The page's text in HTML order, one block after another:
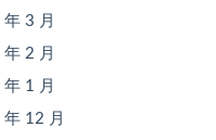
3 月
2 月
1 月
12 月